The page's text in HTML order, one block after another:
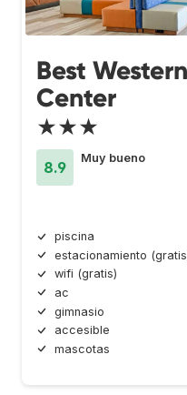
Best
Center
★★★
8.9
Muy bueno
piscina
estacionamiento
wifi (gratis)
ac
gimnasio
accesible
mascotas